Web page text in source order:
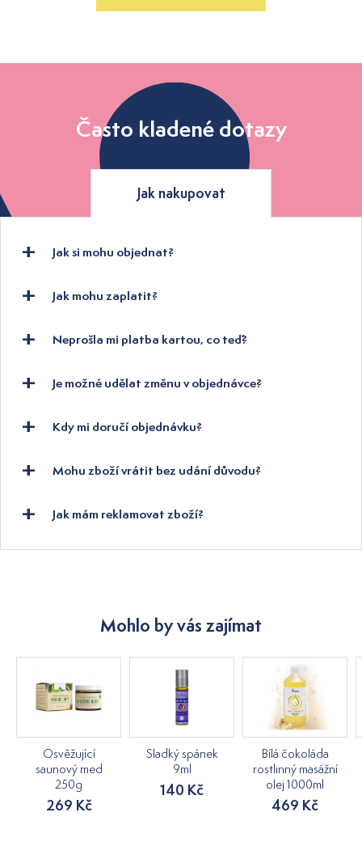
Často kladené dotazy
Jak nakupovat
Jak si mohu objednat?
Jak mohu zaplatit?
Neprošla mi platba kartou, co teď?
Je možné udělat změnu v objednávce?
Kdy mi doručí objednávku?
Mohu zboží vrátit bez udání důvodu?
Jak mám reklamovat zboží?
Mohlo by vás zajímat
Osvěžující
saunový med
250g
269 Kč
Sladký spánek
9ml
140 Kč
Bílá čokoláda
rostlinný masážní
olej 1000ml
469 Kč